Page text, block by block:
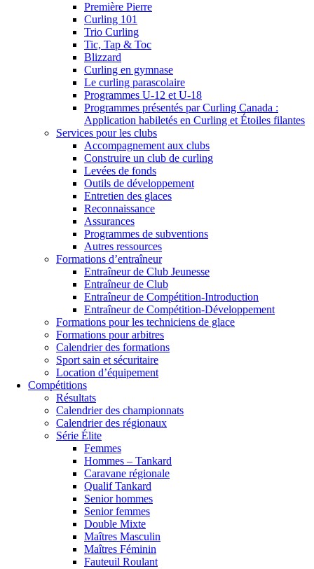
Première Pierre
Curling 101
Trio Curling
Tic, Tap & Toc
Blizzard
Curling en gymnase
Le curling parascolaire
Programmes U-12 et U-18
Programmes présentés par Curling Canada :
Application habiletés en Curling et Étoiles filantes
Services pour les clubs
Accompagnement aux clubs
Construire un club de curling
Levées de fonds
Outils de développement
Entretien des glaces
Reconnaissance
Assurances
Programmes de subventions
Autres ressources
Formations d’entraîneur
Entraîneur de Club Jeunesse
Entraîneur de Club
Entraîneur de Compétition-Introduction
Entraîneur de Compétition-Développement
Formations pour les techniciens de glace
Formations pour arbitres
Calendrier des formations
Sport sain et sécuritaire
Location d’équipement
Compétitions
Résultats
Calendrier des championnats
Calendrier des régionaux
Série Élite
Femmes
Hommes – Tankard
Caravane régionale
Qualif Tankard
Senior hommes
Senior femmes
Double Mixte
Maîtres Masculin
Maîtres Féminin
Fauteuil Roulant